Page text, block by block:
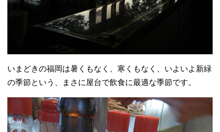
いまどきの福岡は暑くもなく、寒くもなく、いよいよ新緑
の季節という、まさに屋台で飲食に最適な季節です。